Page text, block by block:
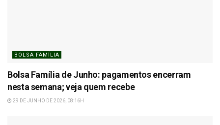
BOLSA FAMÍLIA
Bolsa Família de Junho: pagamentos encerram
nesta semana; veja quem recebe
29 DE JUNHO DE 2026, 08:16H